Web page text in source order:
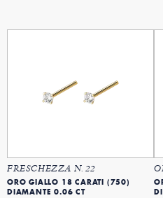
FRESCHEZZA N. 22
ORO GIALLO 18 CARATI (750)
DIAMANTE 0.06 CT